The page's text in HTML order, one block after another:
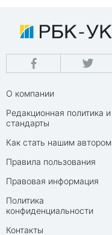
О компании
Редакционная политика и
стандарты
Как стать нашим автором
Правила пользования
Правовая информация
Политика
конфиденциальности
Контакты